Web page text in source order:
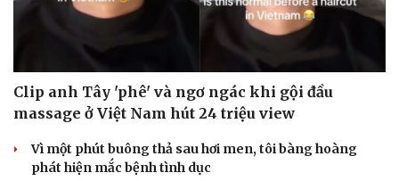
Clip anh Tây 'phê' và ngơ ngác khi gội đầu
massage ở Việt Nam hút 24 triệu view
Vì một phút buông thả sau hơi men, tôi bàng hoàng
phát hiện mắc bệnh tình dục